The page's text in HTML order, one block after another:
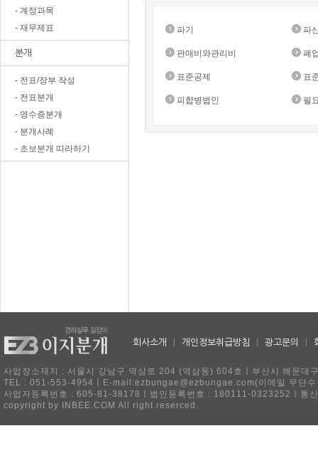
- 계정과목
- 재무제표
분개
- 전표/장부 작성
- 전표분개
- 영수증분개
- 분개사례
- 초보분개 따라하기
파기 파
판매비와관리비 폐
표준공제 표
피합병법인 필
회사소개 개인정보취급방침 광고문의
사업장소재지 : 서울시 강남구 역삼로 204 (역삼동) 604호ㅣ부산시 해운
TEL : 051-553-4954ㅣE-mail:ezbungae@ezbungae.com(이메일 무단수
사업자등록번호 : 605-81-38178ㅣ법인등록번호 : 180111-0323252ㅣ통
copyright by INBEE.COM All right reserced.